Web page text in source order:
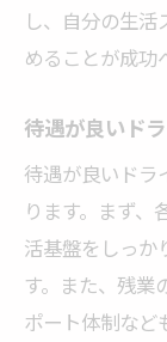
し、自分の生
めることが成功
待遇が良いド
待遇が良いドラ
ります。まず、
活基盤をしっか
す。また、残業
ポート体制など